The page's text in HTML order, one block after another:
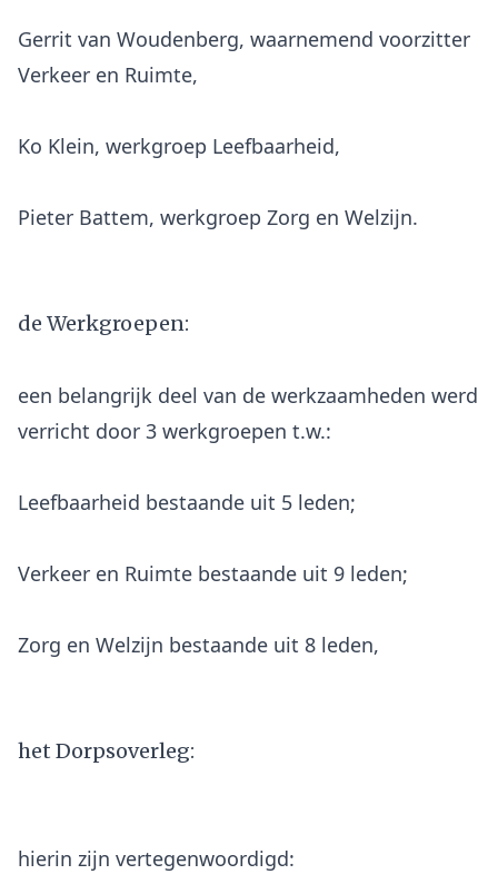
Gerrit van Woudenberg, waarnemend voorzitter
Verkeer en Ruimte,
Ko Klein, werkgroep Leefbaarheid,
Pieter Battem, werkgroep Zorg en Welzijn.
de Werkgroepen:
een belangrijk deel van de werkzaamheden werd
Leefbaarheid bestaande uit 5 leden;
Verkeer en Ruimte bestaande uit 9 leden;
Zorg en Welzijn bestaande uit 8 leden,
het Dorpsoverleg:
hierin zijn vertegenwoordigd: